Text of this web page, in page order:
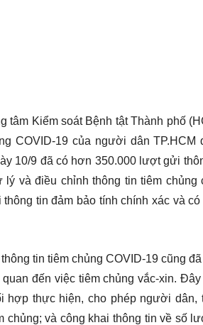
tâm Kiểm soát Bệnh tật Thành phố
COVID-19 của người dân
10/9 đã có hơn 350.000 lượt gửi
và điều chỉnh thông tin tiêm
tin đảm bảo tính chính xác và
tin tiêm chủng COVID-19 cũng
đến việc tiêm chủng vắc-xin.
hợp thực hiện, cho phép người
chủng; và công khai thông tin về số